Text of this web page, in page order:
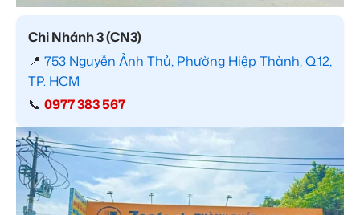
Chi Nhánh 3 (CN3)
📍 753 Nguyễn Ảnh Thủ, Phường Hiệp Thành, Q.12,
TP. HCM
📞 0977 383 567